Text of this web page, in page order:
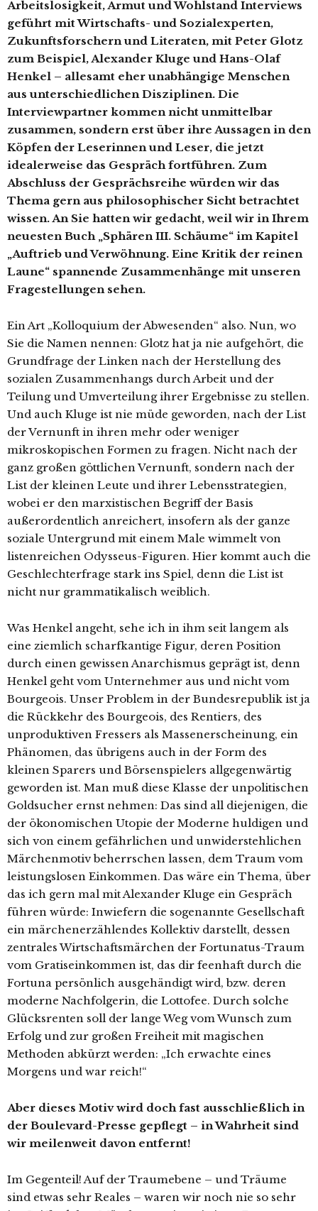
Arbeitslosigkeit, Armut und Wohlstand Interviews
geführt mit Wirtschafts- und Sozialexperten,
Zukunftsforschern und Literaten, mit Peter Glotz
zum Beispiel, Alexander Kluge und Hans-Olaf
Henkel – allesamt eher unabhängige Menschen
aus unterschiedlichen Disziplinen. Die
Interviewpartner kommen nicht unmittelbar
zusammen, sondern erst über ihre Aussagen in den
Köpfen der Leserinnen und Leser, die jetzt
idealerweise das Gespräch fortführen. Zum
Abschluss der Gesprächsreihe würden wir das
Thema gern aus philosophischer Sicht betrachtet
wissen. An Sie hatten wir gedacht, weil wir in Ihrem
neuesten Buch „Sphären III. Schäume“ im Kapitel
„Auftrieb und Verwöhnung. Eine Kritik der reinen
Laune“ spannende Zusammenhänge mit unseren
Fragestellungen sehen.
Ein Art „Kolloquium der Abwesenden“ also. Nun, wo
Sie die Namen nennen: Glotz hat ja nie aufgehört, die
Grundfrage der Linken nach der Herstellung des
sozialen Zusammenhangs durch Arbeit und der
Teilung und Umverteilung ihrer Ergebnisse zu stellen.
Und auch Kluge ist nie müde geworden, nach der List
der Vernunft in ihren mehr oder weniger
mikroskopischen Formen zu fragen. Nicht nach der
ganz großen göttlichen Vernunft, sondern nach der
List der kleinen Leute und ihrer Lebensstrategien,
wobei er den marxistischen Begriff der Basis
außerordentlich anreichert, insofern als der ganze
soziale Untergrund mit einem Male wimmelt von
listenreichen Odysseus-Figuren. Hier kommt auch die
Geschlechterfrage stark ins Spiel, denn die List ist
nicht nur grammatikalisch weiblich.
Was Henkel angeht, sehe ich in ihm seit langem als
eine ziemlich scharfkantige Figur, deren Position
durch einen gewissen Anarchismus geprägt ist, denn
Henkel geht vom Unternehmer aus und nicht vom
Bourgeois. Unser Problem in der Bundesrepublik ist ja
die Rückkehr des Bourgeois, des Rentiers, des
unproduktiven Fressers als Massenerscheinung, ein
Phänomen, das übrigens auch in der Form des
kleinen Sparers und Börsenspielers allgegenwärtig
geworden ist. Man muß diese Klasse der unpolitischen
Goldsucher ernst nehmen: Das sind all diejenigen, die
der ökonomischen Utopie der Moderne huldigen und
sich von einem gefährlichen und unwiderstehlichen
Märchenmotiv beherrschen lassen, dem Traum vom
leistungslosen Einkommen. Das wäre ein Thema, über
das ich gern mal mit Alexander Kluge ein Gespräch
führen würde: Inwiefern die sogenannte Gesellschaft
ein märchenerzählendes Kollektiv darstellt, dessen
zentrales Wirtschaftsmärchen der Fortunatus-Traum
vom Gratiseinkommen ist, das dir feenhaft durch die
Fortuna persönlich ausgehändigt wird, bzw. deren
moderne Nachfolgerin, die Lottofee. Durch solche
Glücksrenten soll der lange Weg vom Wunsch zum
Erfolg und zur großen Freiheit mit magischen
Methoden abkürzt werden: „Ich erwachte eines
Morgens und war reich!“
Aber dieses Motiv wird doch fast ausschließlich in
der Boulevard-Presse gepflegt – in Wahrheit sind
wir meilenweit davon entfernt!
Im Gegenteil! Auf der Traumebene – und Träume
sind etwas sehr Reales – waren wir noch nie so sehr